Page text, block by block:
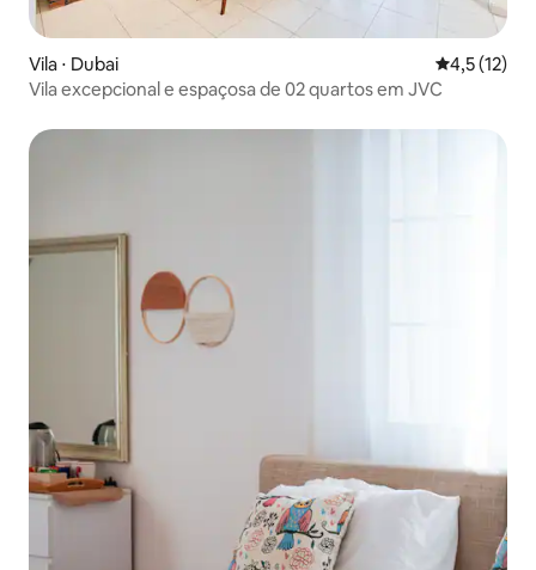
Vila ⋅ Dubai 4,5 de uma
4,5 (12)
Vila excepcional e espaçosa de 02 quartos em JVC